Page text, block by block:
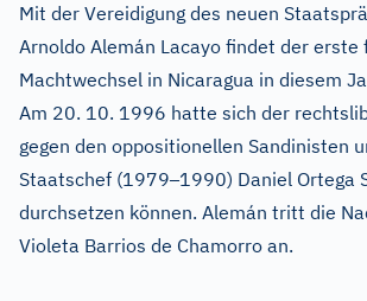
Mit der Vereidigung des neuen
Arnoldo Alemán Lacayo findet der erste
Machtwechsel in Nicaragua in diesem
Am 20. 10. 1996 hatte sich der
gegen den oppositionellen Sandinisten
Staatschef (1979–1990) Daniel Ortega
durchsetzen können. Alemán tritt die
Violeta Barrios de Chamorro an.